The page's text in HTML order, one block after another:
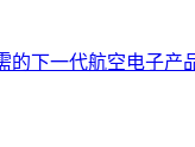
下一代航空电子产